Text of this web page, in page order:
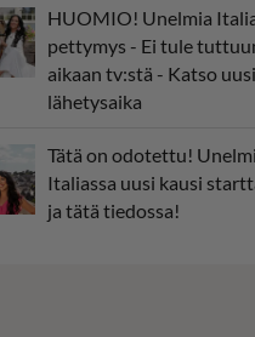
HUOMIO! Unelmia
pettymys - Ei tule
aikaan tv:stä - Katso uusi
lähetysaika
Tätä on odotettu!
Italiassa uusi kausi
ja tätä tiedossa!